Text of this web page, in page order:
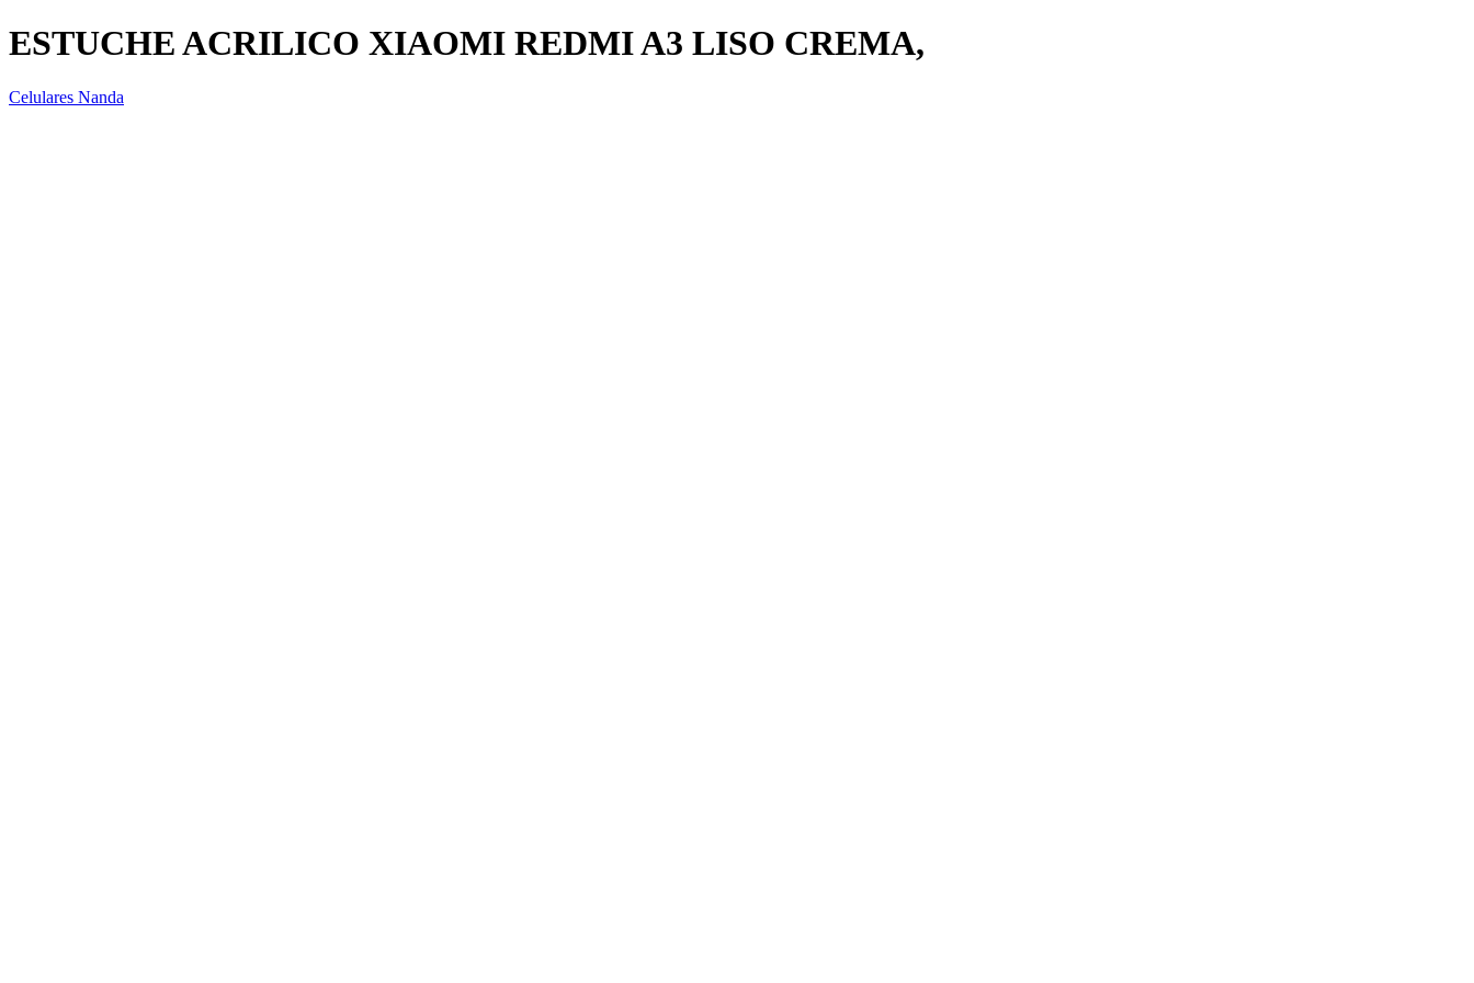
ESTUCHE ACRILICO XIAOMI REDMI A3 LISO CREMA,
Celulares Nanda